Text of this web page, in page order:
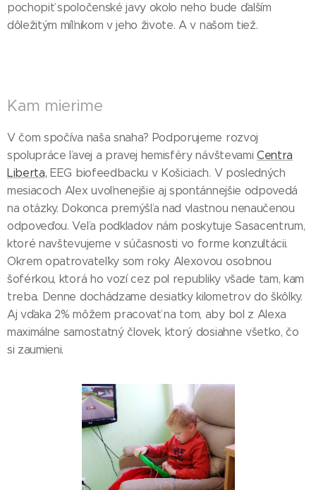
pochopiť spoločenské javy okolo neho bude ďalším
dôležitým míľnikom v jeho živote. A v našom tiež.
Kam mierime
V čom spočíva naša snaha? Podporujeme rozvoj
spolupráce ľavej a pravej hemisféry návštevami Centra
Liberta, EEG biofeedbacku v Košiciach. V posledných
mesiacoch Alex uvoľnenejšie aj spontánnejšie odpovedá
na otázky. Dokonca premýšľa nad vlastnou nenaučenou
odpoveďou. Veľa podkladov nám poskytuje Sasacentrum,
ktoré navštevujeme v súčasnosti vo forme konzultácii.
Okrem opatrovateľky som roky Alexovou osobnou
šoférkou, ktorá ho vozí cez pol republiky všade tam, kam
treba. Denne dochádzame desiatky kilometrov do škôlky.
Aj vďaka 2% môžem pracovať na tom, aby bol z Alexa
maximálne samostatný človek, ktorý dosiahne všetko, čo
si zaumieni.